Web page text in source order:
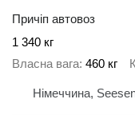
Причіп автовоз
1 340 кг
Власна вага 460 кг
Німеччина,